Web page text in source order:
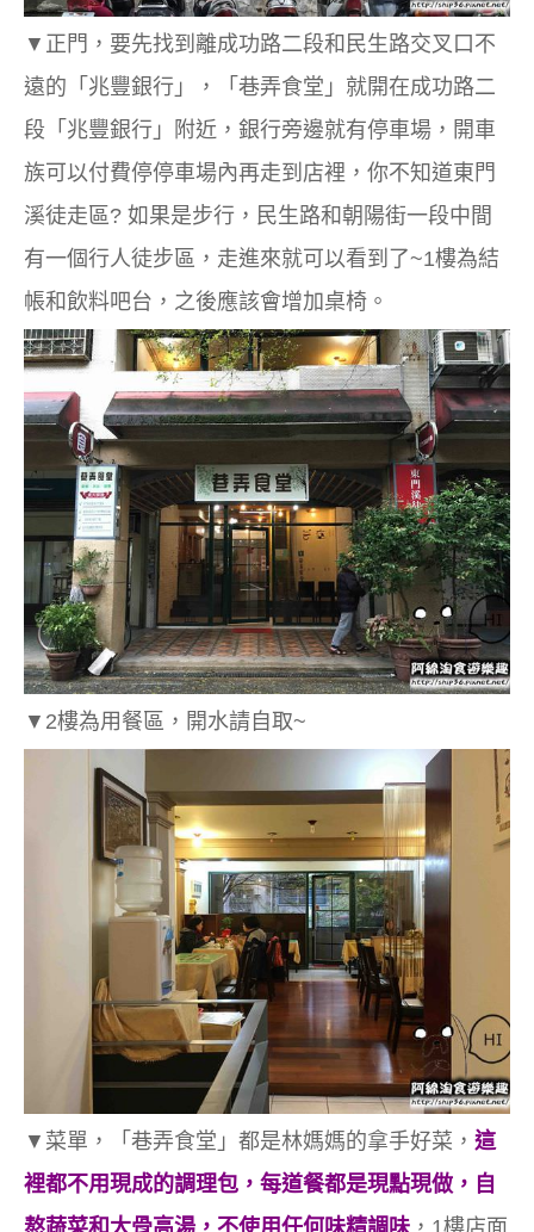
▼正門，要先找到離成功路二段和民生路交叉口不
遠的「兆豐銀行」，「巷弄食堂」就開在成功路二
段「兆豐銀行」附近，銀行旁邊就有停車場，開車
族可以付費停停車場內再走到店裡， 你不知道東門
溪徒走區? 如果是步行，民生路和朝陽街一段中間
有一個行人徒步區，走進來就可以看到了~1樓為結
帳和飲料吧台，之後應該會增加桌椅。
▼2樓為用餐區，開水請自取~
▼菜單， 「巷弄食堂」 都是林媽媽的拿手好菜， 這
裡都不用現成的調理包，每道餐都是現點現做，自
熬蔬菜和大骨高湯，不使用任何味精調味 ，1樓店面